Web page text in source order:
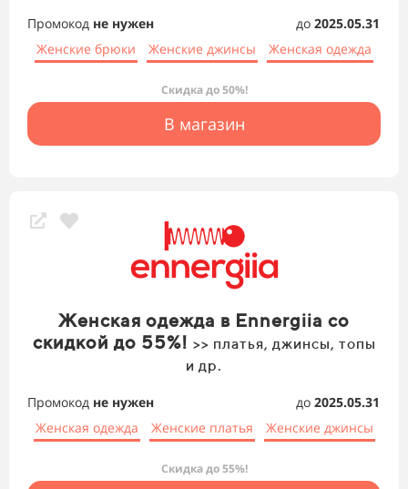
Промокод не нужен до 2025.05.31
Женские брюки
Женские джинсы Женская одежда
Скидка до 50%!
В магазин
Женская одежда в Ennergiia со
скидкой до 55%! >> платья, джинсы, топы
и др.
Промокод не нужен до 2025.05.31
Женская одежда
Женские платья Женские джинсы
Скидка до 55%!